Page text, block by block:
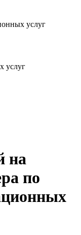
услуг
услуг
на
по